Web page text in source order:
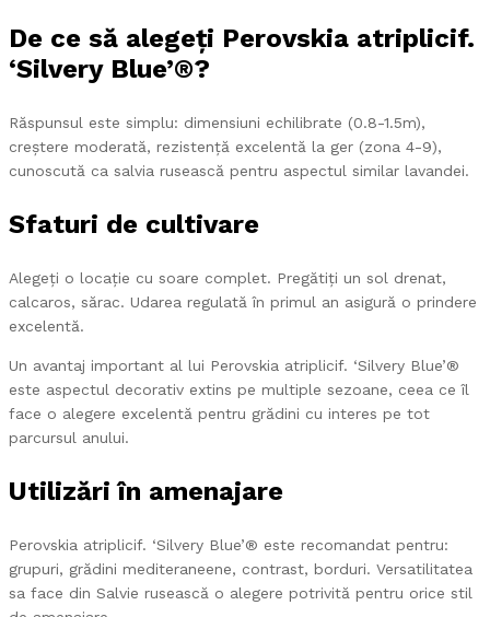
De ce să alegeți Perovskia atriplicif.
‘Silvery Blue’®?
Răspunsul este simplu: dimensiuni echilibrate (0.8-1.5m),
creștere moderată, rezistență excelentă la ger (zona 4-9),
cunoscută ca salvia rusească pentru aspectul similar lavandei.
Sfaturi de cultivare
Alegeți o locație cu soare complet. Pregătiți un sol drenat,
calcaros, sărac. Udarea regulată în primul an asigură o prindere
excelentă.
Un avantaj important al lui Perovskia atriplicif. ‘Silvery Blue’®
este aspectul decorativ extins pe multiple sezoane, ceea ce îl
face o alegere excelentă pentru grădini cu interes pe tot
parcursul anului.
Utilizări în amenajare
Perovskia atriplicif. ‘Silvery Blue’® este recomandat pentru:
grupuri, grădini mediteraneene, contrast, borduri. Versatilitatea
sa face din Salvie rusească o alegere potrivită pentru orice stil